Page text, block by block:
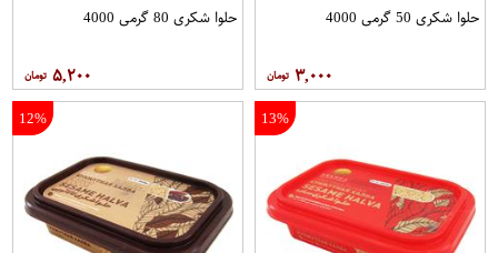
حلوا شکری 50 گرمی 4000
۳,۰۰۰
حلوا شکری 80 گرمی 4000
۵,۲۰۰
13%
12%